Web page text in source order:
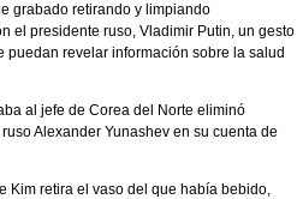
grabado retirando y limpiando
el presidente ruso, Vladimir Putin, un gesto
revelar información sobre la salud
al jefe de Corea del Norte eliminó
Alexander Yunashev en su cuenta de
Kim retira el vaso del que había bebido,